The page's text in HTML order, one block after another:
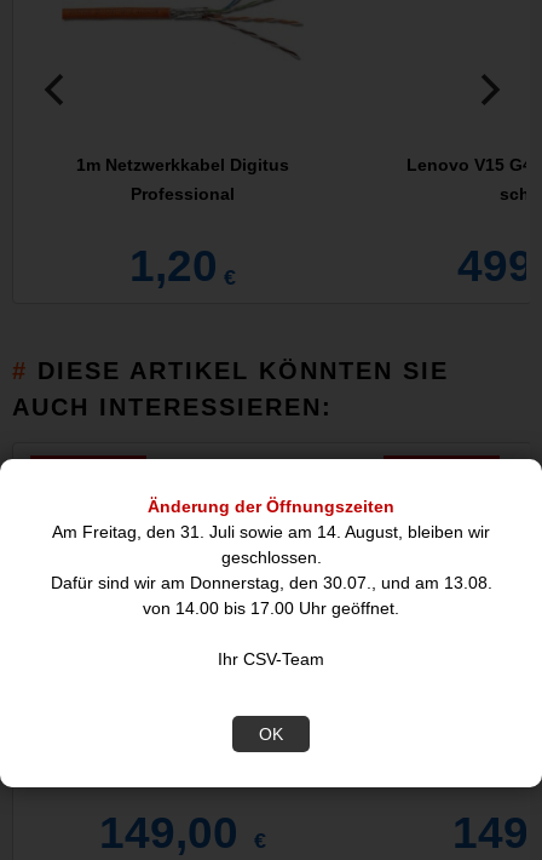
Änderung der Öffnungszeiten
Am Freitag, den 31. Juli sowie am 14. August, bleiben wir
geschlossen.
Dafür sind wir am Donnerstag, den 30.07., und am 13.08.
von 14.00 bis 17.00 Uhr geöffnet.
Ihr CSV-Team
OK
1m Netzwerkkabel Digitus
Professional
1,20 €
Lenovo V15 G4
DIESE ARTIKEL KÖNNTEN SIE
AUCH INTERESSIEREN:
KAI Shun Classic Besteckset 3-tlg.
149,00 €